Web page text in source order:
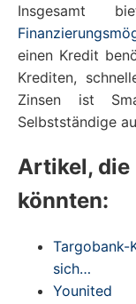
Insgesamt
einen Kredit
Krediten,
Zinsen ist
Selbstständige
Artikel, die
könnten:
sich…